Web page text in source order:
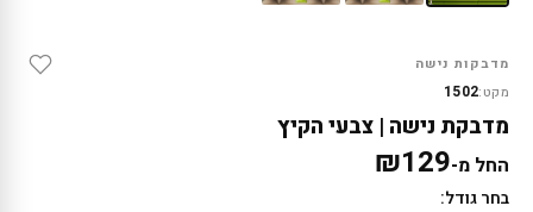
מדבקות נישה
מקט:1502
מדבקת נישה | צבעי הקיץ
החל מ- ₪129
בחר גודל: